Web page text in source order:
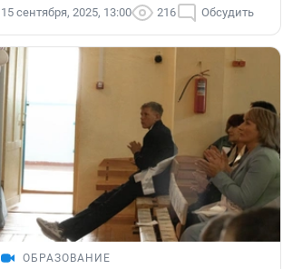
15 сентября, 2025, 13:00 216 Обсудить
ОБРАЗОВАНИЕ